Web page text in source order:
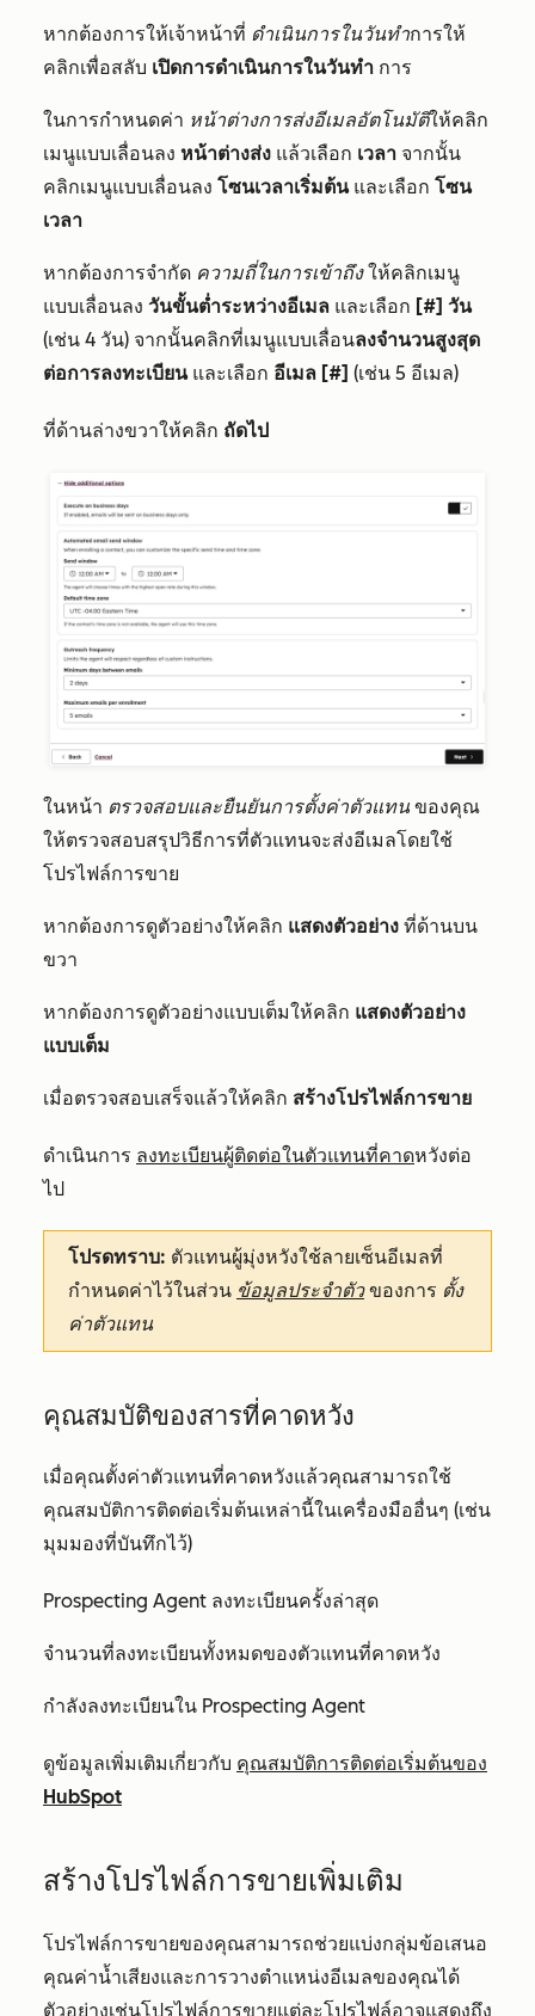
หากต้องการให้เจ้าหน้าที่ ดำเนินการในวันทำการให้
คลิกเพื่อสลับ เปิดการดำเนินการในวันทำ การ
ในการกำหนดค่า หน้าต่างการส่งอีเมลอัตโนมัติให้คลิก
เมนูแบบเลื่อนลง หน้าต่างส่ง แล้วเลือก เวลา จากนั้น
คลิกเมนูแบบเลื่อนลง โซนเวลาเริ่มต้นและเลือก โซน
เวลา
หากต้องการจำกัด ความถี่ในการเข้าถึงให้คลิกเมนู
แบบเลื่อนลง วันขั้นต่ำระหว่างอีเมล และเลือก [#] วัน
(เช่น 4 วัน) จากนั้นคลิกที่เมนูแบบเลื่อนลงจำนวนสูงสุด
ต่อการลงทะเบียนและเลือก อีเมล [#] (เช่น 5 อีเมล)
ที่ด้านล่างขวาให้คลิก ถัดไป
ในหน้า ตรวจสอบและยืนยันการตั้งค่าตัวแทน ของคุณ
ให้ตรวจสอบสรุปวิธีการที่ตัวแทนจะส่งอีเมลโดยใช้
โปรไฟล์การขาย
หากต้องการดูตัวอย่างให้คลิก แสดงตัวอย่าง ที่ด้านบน
ขวา
หากต้องการดูตัวอย่างแบบเต็มให้คลิก แสดงตัวอย่าง
แบบเต็ม
เมื่อตรวจสอบเสร็จแล้วให้คลิก สร้างโปรไฟล์การขาย
ดำเนินการ ลงทะเบียนผู้ติดต่อในตัวแทนที่คาดหวังต่อ
ไป
โปรดทราบ: ตัวแทนผู้มุ่งหวังใช้ลายเซ็นอีเมลที่
กำหนดค่าไว้ในส่วน ข้อมูลประจำตัวของการ ตั้ง
ค่าตัวแทน
คุณสมบัติของสารที่คาดหวัง
เมื่อคุณตั้งค่าตัวแทนที่คาดหวังแล้วคุณสามารถใช้
คุณสมบัติการติดต่อเริ่มต้นเหล่านี้ในเครื่องมืออื่นๆ (เช่น
มุมมองที่บันทึกไว้)
Prospecting Agent ลงทะเบียนครั้งล่าสุด
จำนวนที่ลงทะเบียนทั้งหมดของตัวแทนที่คาดหวัง
กำลังลงทะเบียนใน Prospecting Agent
ดูข้อมูลเพิ่มเติมเกี่ยวกับ คุณสมบัติการติดต่อเริ่มต้นของ
HubSpot
สร้างโปรไฟล์การขายเพิ่มเติม
โปรไฟล์การขายของคุณสามารถช่วยแบ่งกลุ่มข้อเสนอ
คุณค่าน้ำเสียงและการวางตำแหน่งอีเมลของคุณได้
ตัวอย่างเช่นโปรไฟล์การขายแต่ละโปรไฟล์อาจแสดงถึง